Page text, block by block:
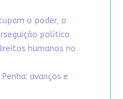
o poder, o
política
humanos no
avanços e